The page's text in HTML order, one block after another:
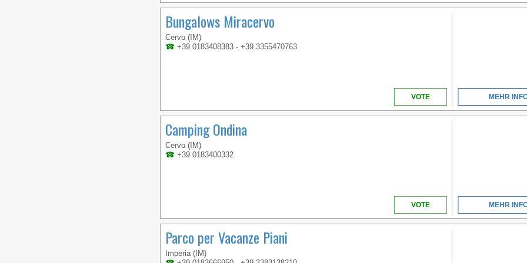
Bungalows Miracervo
Cervo (IM)
☎ +39.0183408383 - +39.3355470763
VOTE MEHR
Camping Ondina
Cervo (IM)
☎ +39 0183400332
VOTE MEHR
Parco per Vacanze Piani
Imperia (IM)